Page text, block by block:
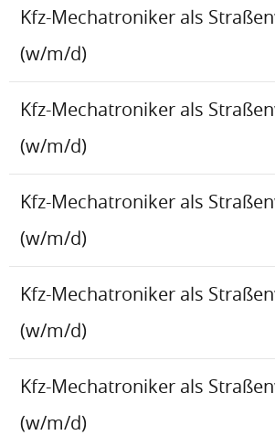
Kfz-Mechatroniker als
(w/m/d)
Kfz-Mechatroniker als
(w/m/d)
Kfz-Mechatroniker als
(w/m/d)
Kfz-Mechatroniker als
(w/m/d)
Kfz-Mechatroniker als
(w/m/d)